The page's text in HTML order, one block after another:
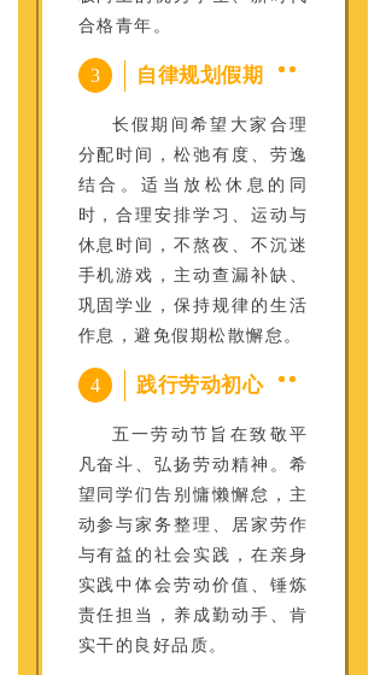
合格青年。
3 自律规划假期
长假期间希望大家合理
分配时间，松弛有度、劳逸
结合。适当放松休息的同
时，合理安排学习、运动与
休息时间，不熬夜、不沉迷
手机游戏，主动查漏补缺、
巩固学业，保持规律的生活
作息，避免假期松散懈怠。
4 践行劳动初心
五一劳动节旨在致敬平
凡奋斗、弘扬劳动精神。希
望同学们告别慵懒懈怠，主
动参与家务整理、居家劳作
与有益的社会实践，在亲身
实践中体会劳动价值、锤炼
责任担当，养成勤动手、肯
实干的良好品质。